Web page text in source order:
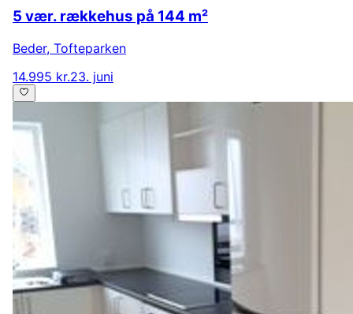
5 vær. rækkehus på 144 m²
Beder, Tofteparken
14.995 kr.23. juni